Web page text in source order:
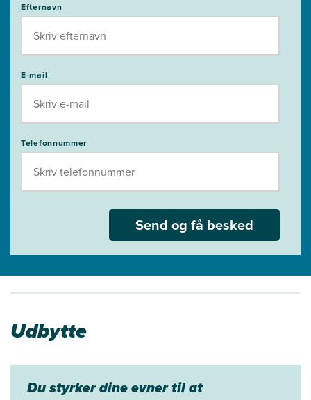
Efternavn
E-mail
Telefonnummer
Send og få besked
Udbytte
Du styrker dine evner til at